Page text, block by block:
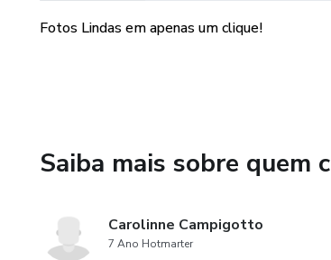
Fotos Lindas em apenas um clique!
Saiba mais sobre quem
Carolinne Campigotto
7 Ano Hotmarter